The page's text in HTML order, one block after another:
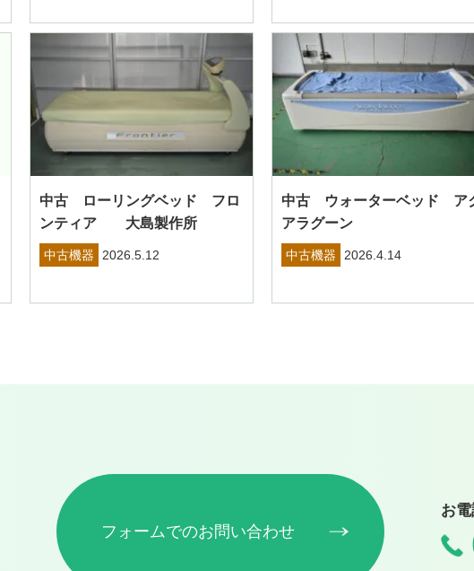
中古 ローリングベッド フロ
ンティア 大島製作所
中古機器 2026.5.12
中古 ウォーターベッド ア
アラグーン
中古機器 2026.4.14
フォームでのお問い合わせ
お